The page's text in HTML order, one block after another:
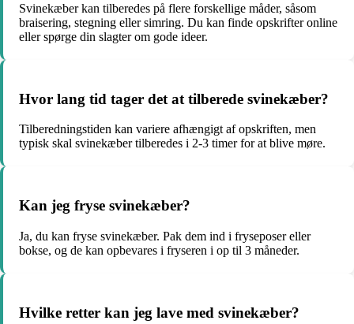
Svinekæber kan tilberedes på flere forskellige måder, såsom
braisering, stegning eller simring. Du kan finde opskrifter online
eller spørge din slagter om gode ideer.
Hvor lang tid tager det at tilberede svinekæber?
Tilberedningstiden kan variere afhængigt af opskriften, men
typisk skal svinekæber tilberedes i 2-3 timer for at blive møre.
Kan jeg fryse svinekæber?
Ja, du kan fryse svinekæber. Pak dem ind i fryseposer eller
bokse, og de kan opbevares i fryseren i op til 3 måneder.
Hvilke retter kan jeg lave med svinekæber?